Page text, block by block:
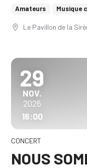
Amateurs Musique
Le Pavillon de la
29
NOVEMBRE
NOV.
2026
16:00
CONCERT
NOUS